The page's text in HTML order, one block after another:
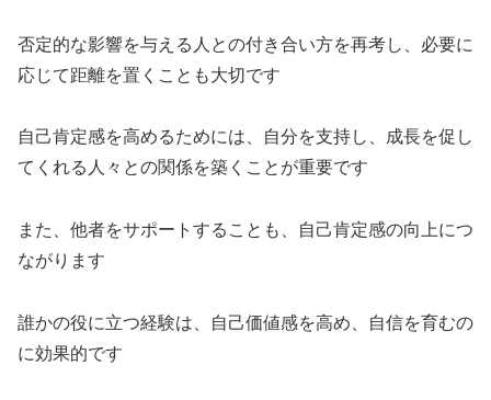
否定的な影響を与える人との付き合い方を再考し、必要に
応じて距離を置くことも大切です
自己肯定感を高めるためには、自分を支持し、成長を促し
てくれる人々との関係を築くことが重要です
また、他者をサポートすることも、自己肯定感の向上につ
ながります
誰かの役に立つ経験は、自己価値感を高め、自信を育むの
に効果的です